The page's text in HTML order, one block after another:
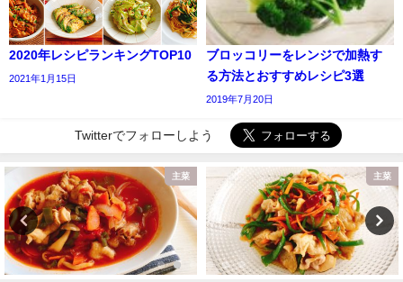
2020年レシピランキングTOP10
2021年1月15日
ブロッコリーをレンジで加熱す
る方法とおすすめレシピ3選
2019年7月20日
Twitterでフォローしよう
主菜 主菜